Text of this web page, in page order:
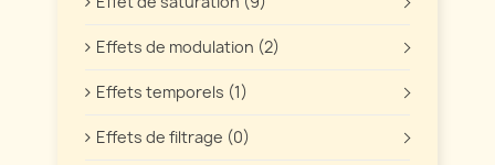
Effets de modulation (2)
Effets temporels (1)
Effets de filtrage (0)